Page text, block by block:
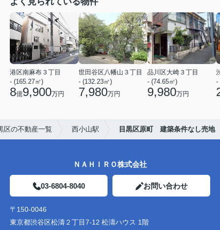
港区南麻布３丁目
- (165.27㎡)
8億9,900万円
世田谷区八幡山３丁目
- (132.23㎡)
7,980万円
品川区大崎３丁目
- (74.65㎡)
9,980万円
-
区の不動産一覧 西小山駅 目黒区原町 建築条件なし売地
ＮＡＨＩＲＯ株式会社
03-6804-8040 お問い合わせ
〒150-0046
東京都渋谷区松濤２丁目7-12 松濤ハウス 1階